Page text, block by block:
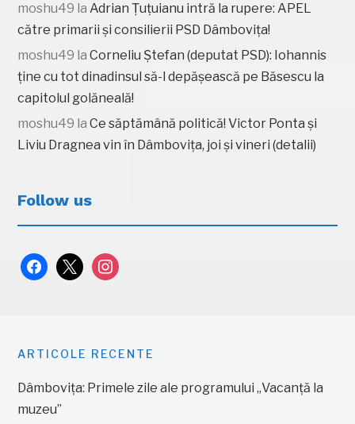
moshu49 laAdrian Țuțuianu intră la rupere: APEL
către primarii și consilierii PSD Dâmbovița!
moshu49 laCorneliu Ștefan (deputat PSD): Iohannis
ține cu tot dinadinsul să-l depășească pe Băsescu la
capitolul golăneală!
moshu49 laCe săptămână politică! Victor Ponta și
Liviu Dragnea vin în Dâmbovița, joi și vineri (detalii)
Follow us
facebook
x instagram
ARTICOLE RECENTE
Dâmbovița: Primele zile ale programului „Vacanță la
muzeu”